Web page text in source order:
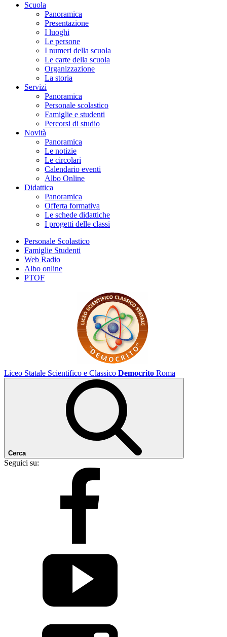
Scuola
Panoramica
Presentazione
I luoghi
Le persone
I numeri della scuola
Le carte della scuola
Organizzazione
La storia
Servizi
Panoramica
Personale scolastico
Famiglie e studenti
Percorsi di studio
Novità
Panoramica
Le notizie
Le circolari
Calendario eventi
Albo Online
Didattica
Panoramica
Offerta formativa
Le schede didattiche
I progetti delle classi
Personale Scolastico
Famiglie Studenti
Web Radio
Albo online
PTOF
Liceo Statale Scientifico e Classico Democrito Roma
Cerca
Seguici su: